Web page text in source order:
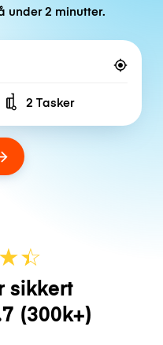
under 2 minutter.
Number of bags
2 Tasker
★☆
★
sikkert
(300k+)